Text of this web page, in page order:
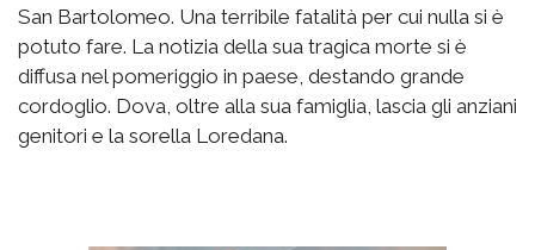
San Bartolomeo. Una terribile fatalità per cui nulla si è
potuto fare. La notizia della sua tragica morte si è
diffusa nel pomeriggio in paese, destando grande
cordoglio. Dova, oltre alla sua famiglia, lascia gli anziani
genitori e la sorella Loredana.